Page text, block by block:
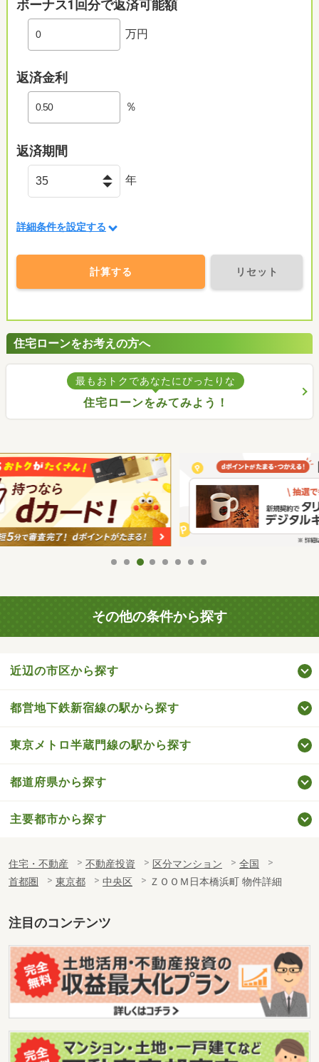
ボーナス1回分で返済可能額
万円
返済金利
％
返済期間
年
詳細条件を設定する
計算する リセット
住宅ローンをお考えの方へ
最もおトクであなたにぴったりな
住宅ローンをみてみよう！
その他の条件から探す
近辺の市区から探す
都営地下鉄新宿線の駅から探す
東京メトロ半蔵門線の駅から探す
都道府県から探す
主要都市から探す
住宅・不動産 不動産投資 区分マンション
全国
首都圏
東京都 中央区 ＺＯＯＭ日本橋浜町 物件詳細
注目のコンテンツ